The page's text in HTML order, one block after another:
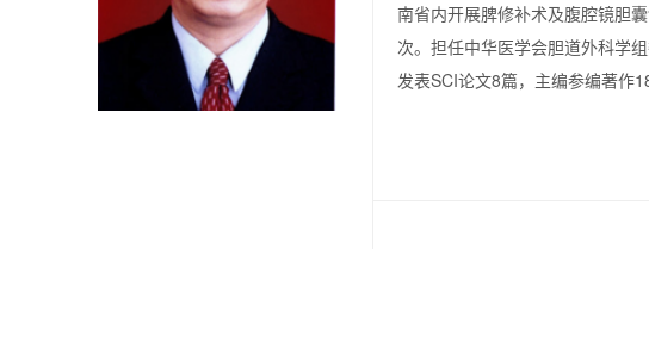
南省内开展脾修补术及腹腔镜胆
次。担任中华医学会胆道外科学
发表SCI论文8篇，主编参编著作